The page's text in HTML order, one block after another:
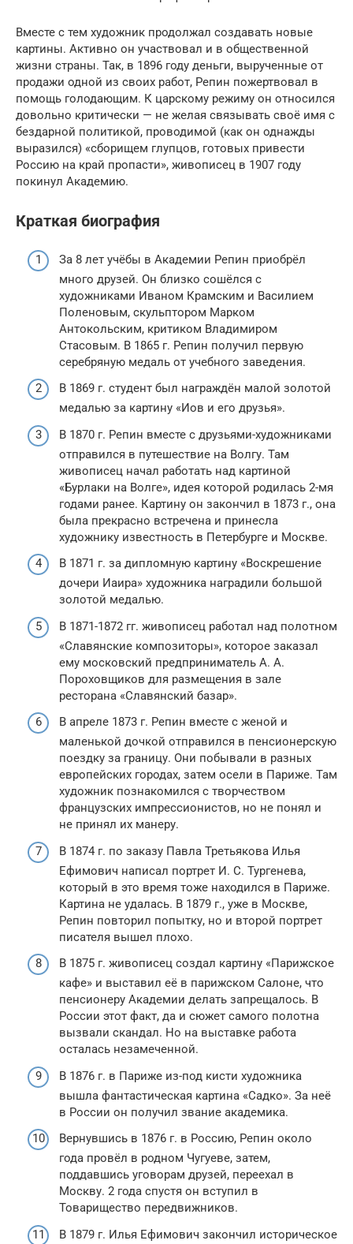
Вместе с тем художник продолжал создавать новые
картины. Активно он участвовал и в общественной
жизни страны. Так, в 1896 году деньги, вырученные от
продажи одной из своих работ, Репин пожертвовал в
помощь голодающим. К царскому режиму он относился
довольно критически — не желая связывать своё имя с
бездарной политикой, проводимой (как он однажды
выразился) «сборищем глупцов, готовых привести
Россию на край пропасти», живописец в 1907 году
покинул Академию.
Краткая биография
За 8 лет учёбы в Академии Репин приобрёл
много друзей. Он близко сошёлся с
художниками Иваном Крамским и Василием
Поленовым, скульптором Марком
Антокольским, критиком Владимиром
Стасовым. В 1865 г. Репин получил первую
серебряную медаль от учебного заведения.
В 1869 г. студент был награждён малой золотой
медалью за картину «Иов и его друзья».
В 1870 г. Репин вместе с друзьями-художниками
отправился в путешествие на Волгу. Там
живописец начал работать над картиной
«Бурлаки на Волге», идея которой родилась 2-мя
годами ранее. Картину он закончил в 1873 г., она
была прекрасно встречена и принесла
художнику известность в Петербурге и Москве.
В 1871 г. за дипломную картину «Воскрешение
дочери Иаира» художника наградили большой
золотой медалью.
В 1871-1872 гг. живописец работал над полотном
«Славянские композиторы», которое заказал
ему московский предприниматель А. А.
Пороховщиков для размещения в зале
ресторана «Славянский базар».
В апреле 1873 г. Репин вместе с женой и
маленькой дочкой отправился в пенсионерскую
поездку за границу. Они побывали в разных
европейских городах, затем осели в Париже. Там
художник познакомился с творчеством
французских импрессионистов, но не понял и
не принял их манеру.
В 1874 г. по заказу Павла Третьякова Илья
Ефимович написал портрет И. С. Тургенева,
который в это время тоже находился в Париже.
Картина не удалась. В 1879 г., уже в Москве,
Репин повторил попытку, но и второй портрет
писателя вышел плохо.
В 1875 г. живописец создал картину «Парижское
кафе» и выставил её в парижском Салоне, что
пенсионеру Академии делать запрещалось. В
России этот факт, да и сюжет самого полотна
вызвали скандал. Но на выставке работа
осталась незамеченной.
В 1876 г. в Париже из-под кисти художника
вышла фантастическая картина «Садко». За неё
в России он получил звание академика.
Вернувшись в 1876 г. в Россию, Репин около
года провёл в родном Чугуеве, затем,
поддавшись уговорам друзей, переехал в
Москву. 2 года спустя он вступил в
Товарищество передвижников.
В 1879 г. Илья Ефимович закончил историческое